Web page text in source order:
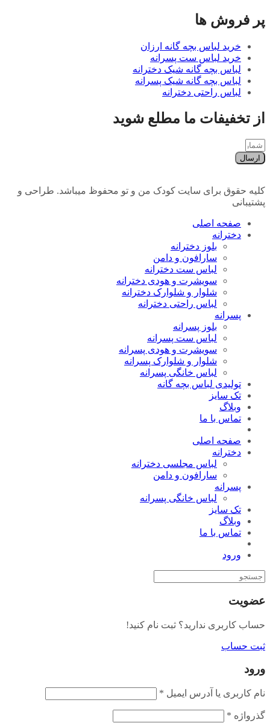
پر فروش ها
خرید لباس بچه گانه ارزان
خرید لباس ست پسرانه
لباس بچه گانه شیک دخترانه
لباس بچه گانه شیک پسرانه
لباس راحتی دخترانه
از تخفیفات ما مطلع شوید
ارسال
کلیه حقوق برای سایت کودک من و تو محفوظ میباشد. طراحی و
پشتیبانی
صفحه اصلی
دخترانه
بلوز دخترانه
سارافون و دامن
لباس ست دخترانه
سویشرت و هودی دخترانه
شلوار و شلوارک دخترانه
لباس راحتی دخترانه
پسرانه
بلوز پسرانه
لباس ست پسرانه
سویشرت و هودی پسرانه
شلوار و شلوارک پسرانه
لباس خانگی پسرانه
تولیدی لباس بچه گانه
تک سایز
وبلاگ
تماس با ما
صفحه اصلی
دخترانه
لباس مجلسی دخترانه
سارافون و دامن
پسرانه
لباس خانگی پسرانه
تک سایز
وبلاگ
تماس با ما
ورود
عضویت
حساب کاربری ندارید؟ ثبت نام کنید!
ثبت حساب
ورود
نام کاربری یا آدرس ایمیل *
گذرواژه *